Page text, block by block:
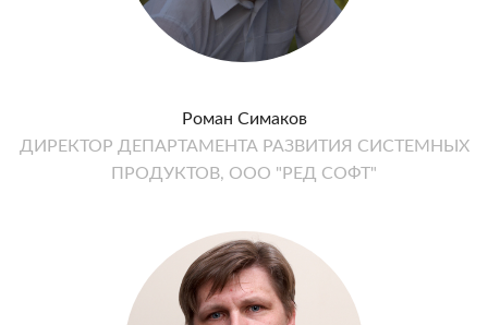
Роман Симаков
ДИРЕКТОР ДЕПАРТАМЕНТА РАЗВИТИЯ СИСТЕМНЫХ
ПРОДУКТОВ, ООО "РЕД СОФТ"